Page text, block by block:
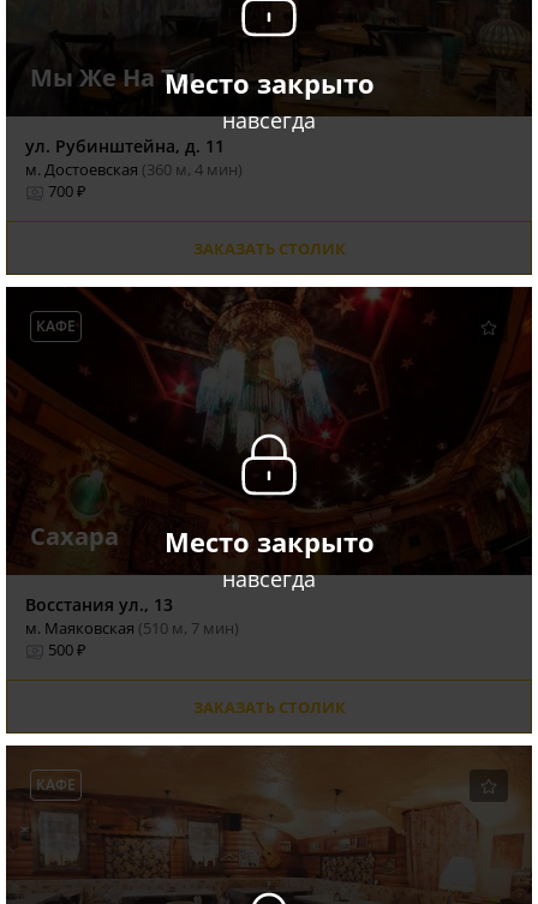
Место закрыто
навсегда
Мы Же На Ты
ул. Рубинштейна, д. 11
м. Достоевская (360 м, 4 мин)
700 ₽
ЗАКАЗАТЬ СТОЛИК
Место закрыто
навсегда
КАФЕ
Сахара
Восстания ул., 13
м. Маяковская (510 м, 7 мин)
500 ₽
ЗАКАЗАТЬ СТОЛИК
КАФЕ